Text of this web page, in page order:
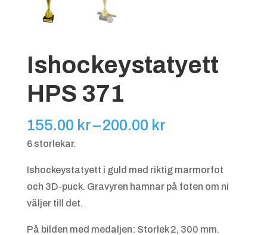
Ishockeystatyett
HPS 371
155.00 kr–200.00 krPrisintervall:
200.00 kr
6 storlekar.
Ishockeystatyett i guld med riktig marmorfot
och 3D-puck. Gravyren hamnar på foten om ni
väljer till det.
På bilden med medaljen: Storlek 2, 300 mm.